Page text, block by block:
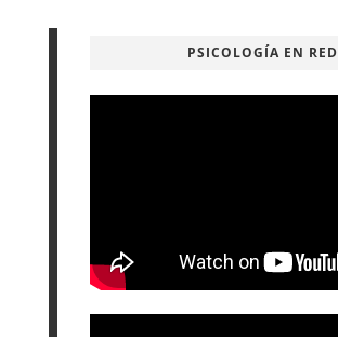
PSICOLOGÍA EN RED